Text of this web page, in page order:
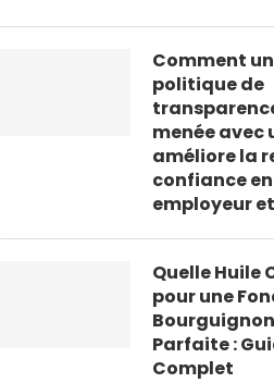
Comment
politique de
menée avec
améliore la
confiance
employeur
Quelle Huile
pour une
Parfaite :
Complet